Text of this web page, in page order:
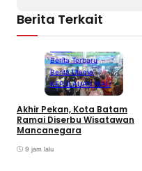
Berita Terkait
Berita Terbaru
Berita Utama
KEPULAUAN RIAU
Akhir Pekan, Kota Batam
Ramai Diserbu Wisatawan
Mancanegara
9 jam lalu